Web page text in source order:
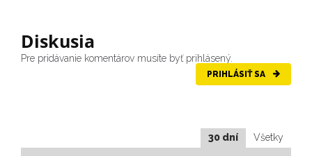
Diskusia
Pre pridávanie komentárov musíte byť prihlásený.
PRIHLÁSIŤ SA
30 dní Všetky